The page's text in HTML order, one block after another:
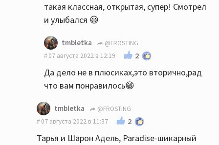
такая классная, открытая, супер! Смотрел
и улыбался 😃
tmbletka
@FROSTING
07 августа 2022 в 12:19
2
Да дело не в плюсиках,это вторично,рад
что вам понравилось😁
tmbletka
@FROSTING
07 августа 2022 в 11:37
2
Тарья и Шарон Адель, Paradise-шикарный